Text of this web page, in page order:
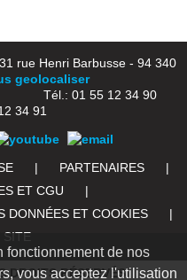
rue Henri Barbusse - 94 340
geolocaliser
01 55 12 34 90
34 91
| PARTENAIRES
|
ET CGU
|
DONNÉES ET COOKIES
|
SITE
DROITS RÉSERVÉS
fonctionnement de nos
vous acceptez l'utilisation